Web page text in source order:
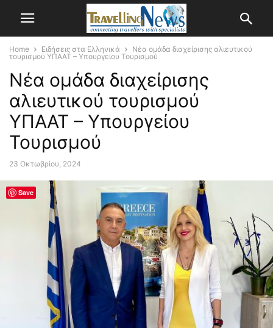
Home Ειδήσεις στα Ελληνικά
Νέα ομάδα διαχείρισης αλιευτικού
τουρισμού ΥΠΑΑΤ – Υπουργείου Τουρισμού
Νέα ομάδα διαχείρισης
αλιευτικού τουρισμού
ΥΠΑΑΤ – Υπουργείου
Τουρισμού
23 Οκτωβρίου, 2024
Save